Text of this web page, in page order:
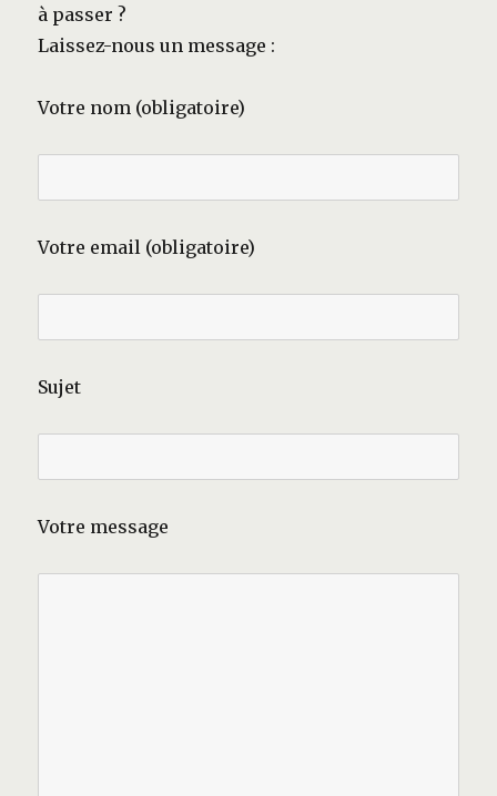
à passer ?
Laissez-nous un message :
Votre nom (obligatoire)
Votre email (obligatoire)
Sujet
Votre message